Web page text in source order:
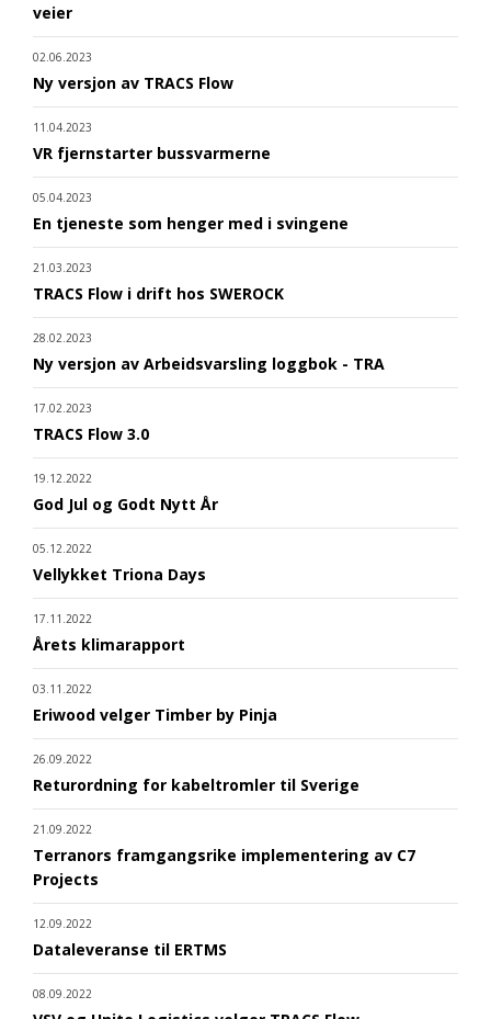
veier
02.06.2023
Ny versjon av TRACS Flow
11.04.2023
VR fjernstarter bussvarmerne
05.04.2023
En tjeneste som henger med i svingene
21.03.2023
TRACS Flow i drift hos SWEROCK
28.02.2023
Ny versjon av Arbeidsvarsling loggbok - TRA
17.02.2023
TRACS Flow 3.0
19.12.2022
God Jul og Godt Nytt År
05.12.2022
Vellykket Triona Days
17.11.2022
Årets klimarapport
03.11.2022
Eriwood velger Timber by Pinja
26.09.2022
Returordning for kabeltromler til Sverige
21.09.2022
Terranors framgangsrike implementering av C7
Projects
12.09.2022
Dataleveranse til ERTMS
08.09.2022